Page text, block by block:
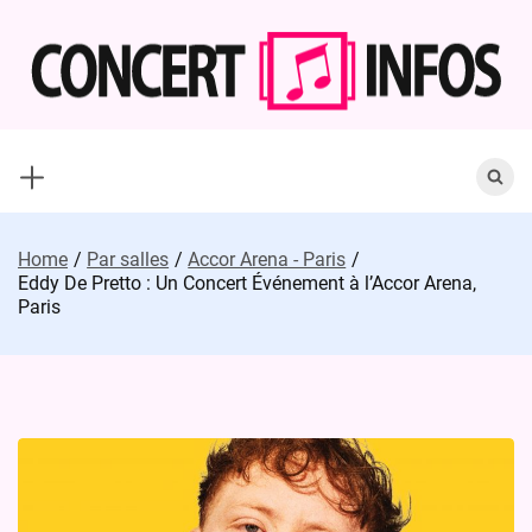
content
for:
Home Par salles
Accor Arena - Paris
Eddy De Pretto : Un Concert Événement à l’Accor Arena,
Paris